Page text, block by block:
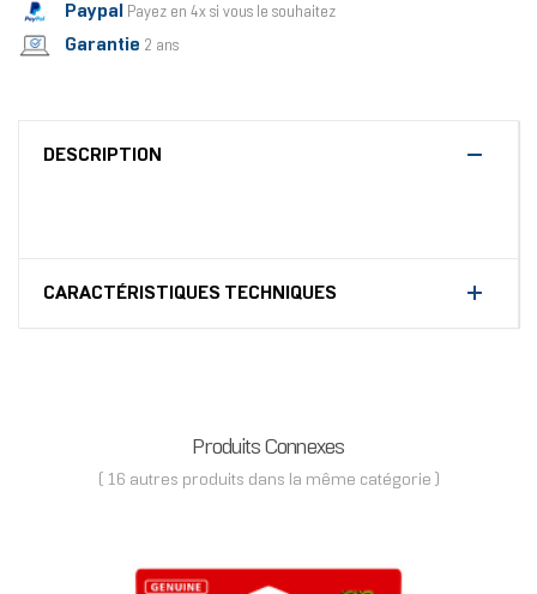
Paypal Payez en 4x si vous le souhaitez
Garantie 2 ans
DESCRIPTION
CARACTÉRISTIQUES TECHNIQUES
Produits Connexes
( 16 autres produits dans la même catégorie )